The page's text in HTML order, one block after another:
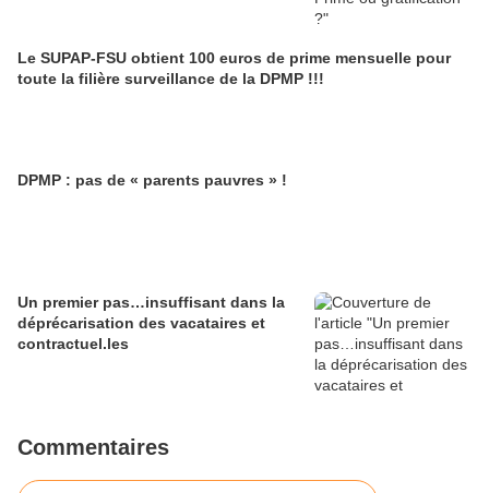
Le SUPAP-FSU obtient 100 euros de prime mensuelle pour
toute la filière surveillance de la DPMP !!!
DPMP : pas de « parents pauvres » !
Un premier pas…insuffisant dans la
déprécarisation des vacataires et
contractuel.les
Commentaires